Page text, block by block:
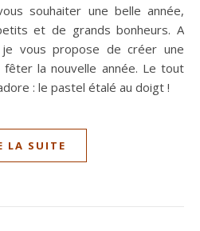
souhaiter une belle année,
et de grands bonheurs. A
vous propose de créer une
fêter la nouvelle année. Le tout
: le pastel étalé au doigt !
LA SUITE